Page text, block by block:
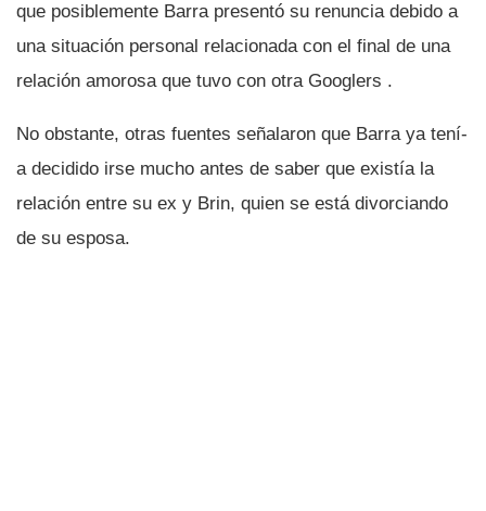
que posiblemente Barra presentó su renuncia debido a
una situación personal relacionada con el final de una
relación amorosa que tuvo con otra Googlers .
No obstante, otras fuentes señalaron que Barra ya tení­
a decidido irse mucho antes de saber que existí­a la
relación entre su ex y Brin, quien se está divorciando
de su esposa.